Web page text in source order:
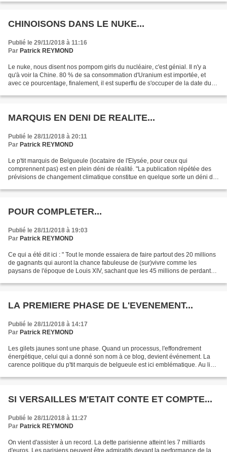
CHINOISONS DANS LE NUKE...
Publié le 29/11/2018 à 11:16
Par Patrick REYMOND
Le nuke, nous disent nos pompom girls du nucléaire, c'est génial. Il n'y a
qu'à voir la Chine. 80 % de sa consommation d'Uranium est importée, et
avec ce pourcentage, finalement, il est superflu de s'occuper de la date du
MARQUIS EN DENI DE REALITE...
Publié le 28/11/2018 à 20:11
Par Patrick REYMOND
Le p'tit marquis de Belgueule (locataire de l'Elysée, pour ceux qui
comprennent pas) est en plein déni de réalité. "La publication répétée des
prévisions de changement climatique constitue en quelque sorte un déni de
POUR COMPLETER...
Publié le 28/11/2018 à 19:03
Par Patrick REYMOND
Ce qui a été dit ici : " Tout le monde essaiera de faire partout des 20 millions
de gagnants qui auront la chance fabuleuse de (sur)vivre comme les
paysans de l'époque de Louis XIV, sachant que les 45 millions de perdants,
LA PREMIERE PHASE DE L'EVENEMENT...
Publié le 28/11/2018 à 14:17
Par Patrick REYMOND
Les gilets jaunes sont une phase. Quand un processus, l'effondrement
énergétique, celui qui a donné son nom à ce blog, devient événement. La
carence politique du p'tit marquis de belgueule est ici emblématique. Au lieu
SI VERSAILLES M'ETAIT CONTE ET COMPTE...
Publié le 28/11/2018 à 11:27
Par Patrick REYMOND
On vient d'assister à un record. La dette parisienne atteint les 7 milliards
d'euros. Les parisiens peuvent être admiratifs devant la performance de la